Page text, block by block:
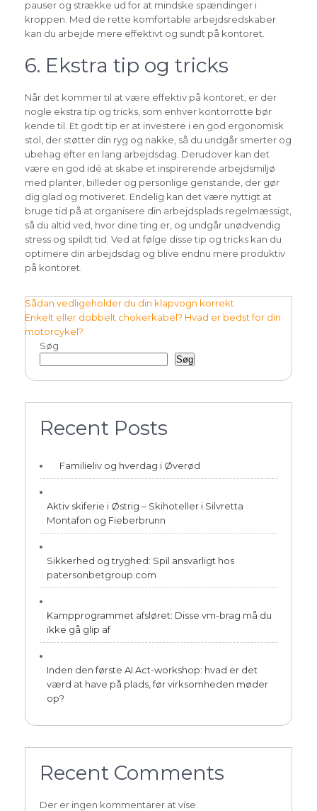
pauser og strække ud for at mindske spændinger i
kroppen. Med de rette komfortable arbejdsredskaber
kan du arbejde mere effektivt og sundt på kontoret.
6. Ekstra tip og tricks
Når det kommer til at være effektiv på kontoret, er der
nogle ekstra tip og tricks, som enhver kontorrotte bør
kende til. Et godt tip er at investere i en god ergonomisk
stol, der støtter din ryg og nakke, så du undgår smerter og
ubehag efter en lang arbejdsdag. Derudover kan det
være en god idé at skabe et inspirerende arbejdsmiljø
med planter, billeder og personlige genstande, der gør
dig glad og motiveret. Endelig kan det være nyttigt at
bruge tid på at organisere din arbejdsplads regelmæssigt,
så du altid ved, hvor dine ting er, og undgår unødvendig
stress og spildt tid. Ved at følge disse tip og tricks kan du
optimere din arbejdsdag og blive endnu mere produktiv
på kontoret.
Indlægsnavigation
Sådan vedligeholder du din klapvogn korrekt
Enkelt eller dobbelt chokerkabel? Hvad er bedst for din
motorcykel?
Søg
Søg
Recent Posts
Familieliv og hverdag i Øverød
Aktiv skiferie i Østrig – Skihoteller i Silvretta
Montafon og Fieberbrunn
Sikkerhed og tryghed: Spil ansvarligt hos
patersonbetgroup.com
Kampprogrammet afsløret: Disse vm-brag må du
ikke gå glip af
Inden den første AI Act-workshop: hvad er det
værd at have på plads, før virksomheden møder
op?
Recent Comments
Der er ingen kommentarer at vise.